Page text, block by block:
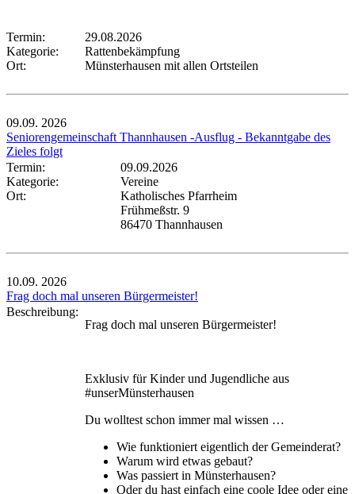
Termin:
29.08.2026
Kategorie:
Rattenbekämpfung
Ort:
Münsterhausen mit allen Ortsteilen
09.09. 2026
Seniorengemeinschaft Thannhausen -Ausflug - Bekanntgabe des
Zieles folgt
Termin:
09.09.2026
Kategorie:
Vereine
Ort:
Katholisches Pfarrheim
Frühmeßstr. 9
86470 Thannhausen
10.09. 2026
Frag doch mal unseren Bürgermeister!
Beschreibung:
Frag doch mal unseren Bürgermeister!
Exklusiv für Kinder und Jugendliche aus
#unserMünsterhausen
Du wolltest schon immer mal wissen …
Wie funktioniert eigentlich der Gemeinderat?
Warum wird etwas gebaut?
Was passiert in Münsterhausen?
Oder du hast einfach eine coole Idee oder eine